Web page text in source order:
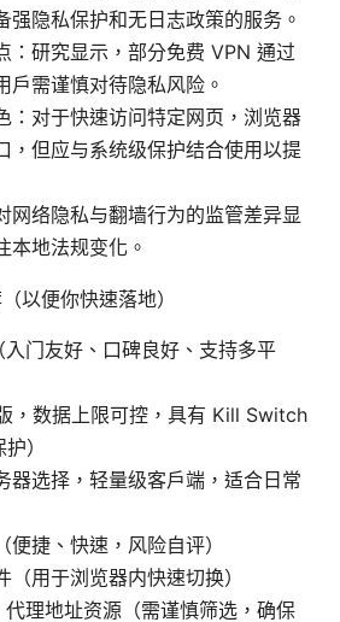
强隐私保护和无日志政策的服务。
：研究显示，部分免费 VPN 通过
户需谨慎对待隐私风险。
：对于快速访问特定网页，浏览器
，但应与系统级保护结合使用以提
网络隐私与翻墙行为的监管差异显
本地法规变化。
以便你快速落地）
门友好、口碑良好、支持多平
，数据上限可控，具有 Kill Switch
）
器选择，轻量级客户端，适合日常
便捷、快速，风险自评）
（用于浏览器内快速切换）
理地址资源（需谨慎筛选，确保